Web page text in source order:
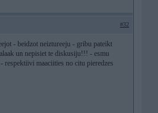
#32
- beidzot neiztureeju - gribu pateikt
un nepisiet te diskusiju!!! - esmu
respektiivi maaciities no citu pieredzes